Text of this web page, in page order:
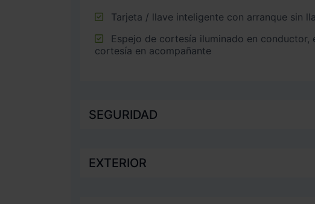
Tarjeta / llave inteligente con arranque sin
cortesía en acompañante
SEGURIDAD
EXTERIOR